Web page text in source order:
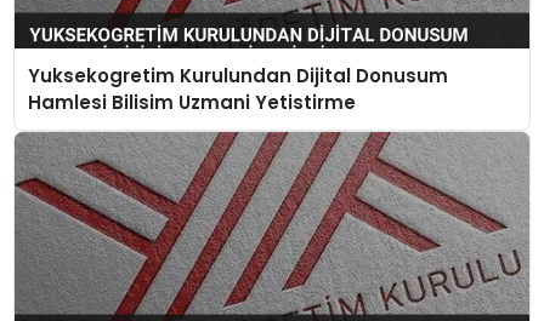
Yuksekogretim Kurulundan Dijital Donusum
Hamlesi Bilisim Uzmani Yetistirme